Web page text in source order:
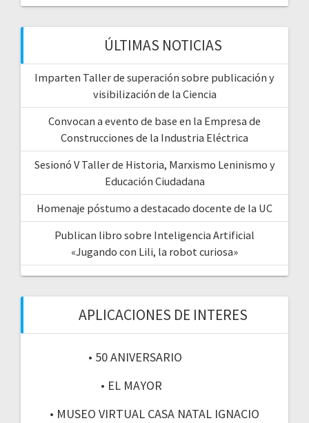
ÚLTIMAS NOTICIAS
Imparten Taller de superación sobre publicación y
visibilización de la Ciencia
Convocan a evento de base en la Empresa de
Construcciones de la Industria Eléctrica
Sesionó V Taller de Historia, Marxismo Leninismo y
Educación Ciudadana
Homenaje póstumo a destacado docente de la UC
Publican libro sobre Inteligencia Artificial
«Jugando con Lili, la robot curiosa»
APLICACIONES DE INTERES
• 50 ANIVERSARIO
• EL MAYOR
• MUSEO VIRTUAL CASA NATAL IGNACIO